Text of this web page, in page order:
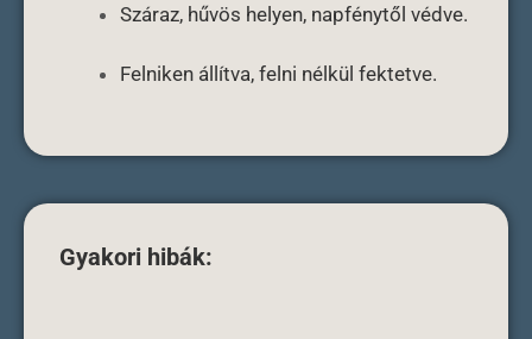
Száraz, hűvös helyen, napfénytől védve.
Felniken állítva, felni nélkül fektetve.
Gyakori hibák: